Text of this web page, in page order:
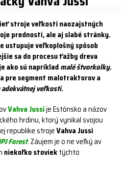
stroje veľkosti naozajstných
prednosti, ale aj slabé stránky.
ustupuje veľkoplošný spôsob
sa do procesu ťažby dreva
ako sú napríkladmalé štvorkolky.
pre segment malotraktorov a
adekvátnej veľkosti.
Vahva Jussije Estónsko a názov
hrdinu, ktorý vynikal svojou
republike strojeVahva Jussi
Forest. Záujem je o ne veľký av
niekoľko stoviektýchto